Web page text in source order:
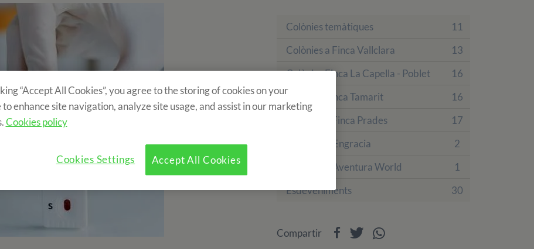
Colònies temàtiques
11
Colònies a Finca Vallclara
13
Colònies Finca La Capella - Poblet
16
Colònies Finca Tamarit
16
Colònies a Finca Prades
17
Hotel Villa Engracia
2
Sobre PortAventura World
1
Esdeveniments
30
Compartir
“Accept All Cookies”, you agree to the storing of cookies on your
enhance site navigation, analyze site usage, and assist in our marketing
Cookies policy
Accept All Cookies
Cookies Settings